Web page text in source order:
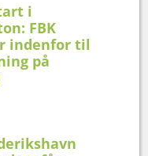
i
FBK
indenfor til
på